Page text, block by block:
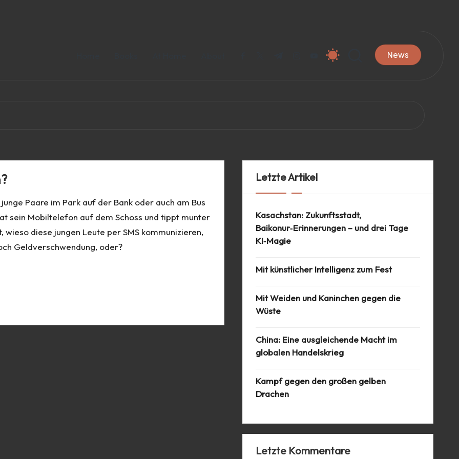
instagram.com
youtube.com News
Paare im Park auf der Bank oder auch am Bus
sein Mobiltelefon auf dem Schoss und tippt munter
diese jungen Leute per SMS kommunizieren,
Geldverschwendung, oder?
Letzte Artikel
Kasachstan: Zukunftsstadt,
Baikonur‑Erinnerungen – und drei Tage
KI‑Magie
Mit künstlicher Intelligenz zum Fest
Mit Weiden und Kaninchen gegen die
Wüste
China: Eine ausgleichende Macht im
globalen Handelskrieg
Kampf gegen den großen gelben
Drachen
Letzte Kommentare